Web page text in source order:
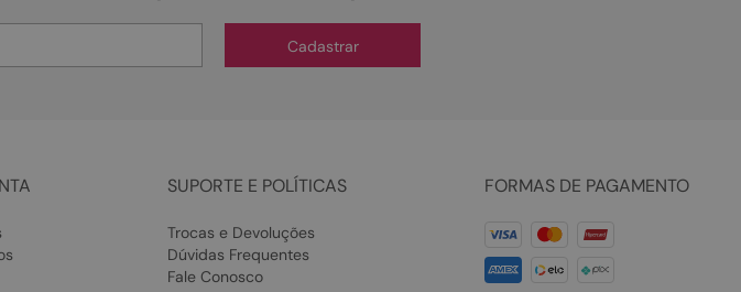
Cadastrar
SUPORTE E POLÍTICAS
Trocas e Devoluções
Dúvidas Frequentes
Fale Conosco
FORMAS DE PAGAMENTO